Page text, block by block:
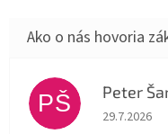
PŠ Peter
Hodnotenie
29.7.2026